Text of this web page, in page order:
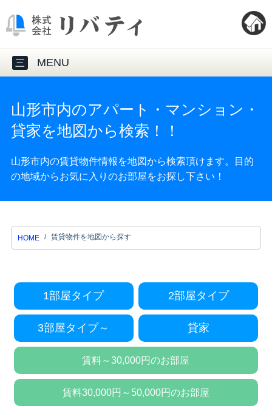
三 MENU
山形市内のアパート・マンション・
貸家を地図から検索！！
山形市内の賃貸物件情報を地図から検索頂けます。目的
の地域からお気に入りのお部屋をお探し下さい！
HOME 賃貸物件を地図から探す
1部屋タイプ 2部屋タイプ
3部屋タイプ～ 貸家
賃料～30,000円のお部屋
賃料30,000円～50,000円のお部屋